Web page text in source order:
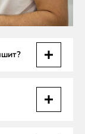
слухового
— сбой